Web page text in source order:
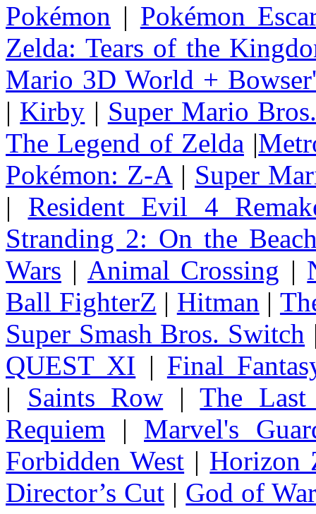
Pokémon | Pokémon
Zelda: Tears of the
Mario 3D World +
| Kirby | Super Mario
The Legend of Zelda |
Pokémon: Z-A | Super
| Resident Evil 4
Stranding 2: On the
Wars | Animal Crossing |
Ball FighterZ | Hitman |
Super Smash Bros. Switch
QUEST XI | Final
| Saints Row |The
Requiem | Marvel's
Forbidden West | Horizon
Director’s Cut | God of